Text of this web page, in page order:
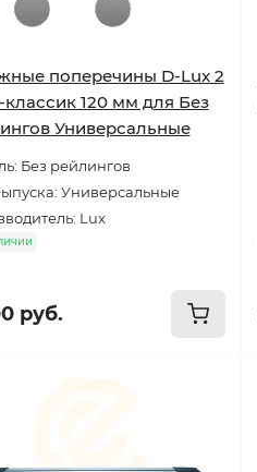
поперечины D-Lux 2
классик 120 мм для Без
Универсальные
Без рейлингов
Универсальные
Lux
руб.